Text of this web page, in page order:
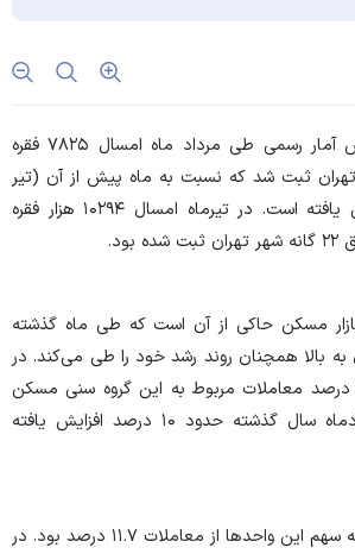
، بر اساس آمار رسمی طی مرداد ماه امسال ۷۸۲۵ فقره
تهران ثبت شد که نسبت به ماه پیش از آن (تیر
۱۴۰۱) ۲۴ درصد کاهش یافته است. در تیرماه امسال ۱۰۲۹۴ هزار فقره
مسکن حاکی از آن است که طی ماه گذشته
با عمر ۲۰ سال به بالا همچنان روند رشد خود را طی می‌کند. در
مردادماه ۲۱.۲ درصد معاملات مربوط به این گروه سنی مسکن
بود که نسبت به مردادماه سال گذشته حدود ۱۰ درصد افزایش یافته
در مرداد ماه سال گذشته سهم این واحد‌ها از معاملات ۱۱.۷ درصد بود. در